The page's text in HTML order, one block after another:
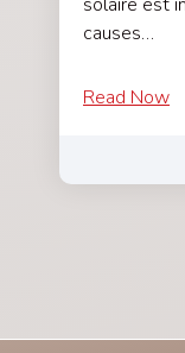
causes…
Read Now